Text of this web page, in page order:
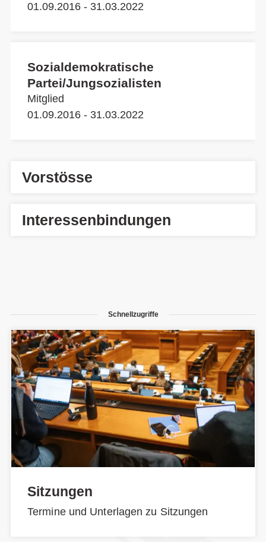
01.09.2016 - 31.03.2022
Sozialdemokratische
Partei/Jungsozialisten
Mitglied
01.09.2016 - 31.03.2022
Vorstösse
Interessenbindungen
Schnellzugriffe
Sitzungen
Termine und Unterlagen zu Sitzungen